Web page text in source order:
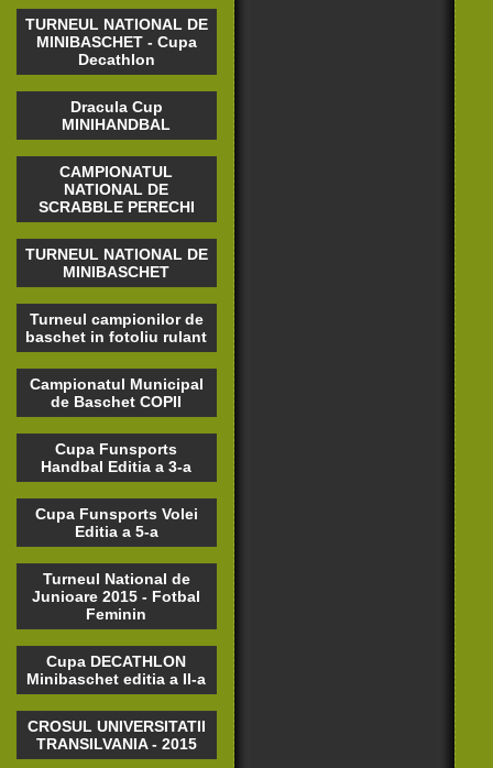
TURNEUL NATIONAL DE
MINIBASCHET - Cupa
Decathlon
Dracula Cup
MINIHANDBAL
CAMPIONATUL
NATIONAL DE
SCRABBLE PERECHI
TURNEUL NATIONAL DE
MINIBASCHET
Turneul campionilor de
baschet in fotoliu rulant
Campionatul Municipal
de Baschet COPII
Cupa Funsports
Handbal Editia a 3-a
Cupa Funsports Volei
Editia a 5-a
Turneul National de
Junioare 2015 - Fotbal
Feminin
Cupa DECATHLON
Minibaschet editia a II-a
CROSUL UNIVERSITATII
TRANSILVANIA - 2015